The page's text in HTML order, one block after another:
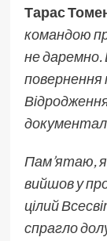
Тарас
командою
не даремно.
повернення
Пам’ятаю,
вийшов у
цілий
спрагло